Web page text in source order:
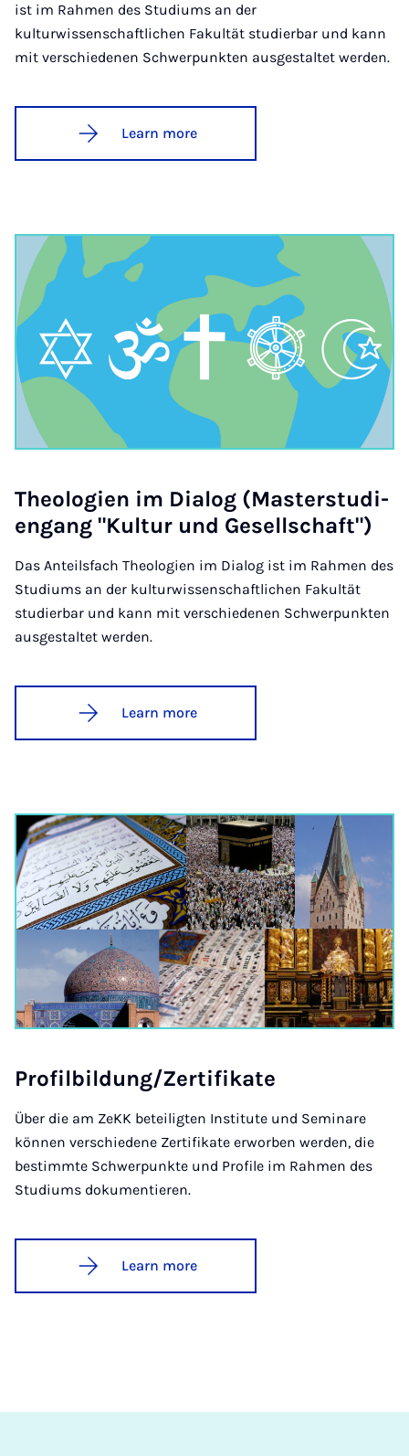
ist im Rahmen des Studiums an der
kulturwissenschaftlichen Fakultät studierbar und kann
mit verschiedenen Schwerpunkten ausgestaltet werden.
Learn more
Theo­lo­gien im Dia­log (Mas­ter­stud­i­
engang "Kul­tur und Gesell­schaft")
Das Anteilsfach Theologien im Dialog ist im Rahmen des
Studiums an der kulturwissenschaftlichen Fakultät
studierbar und kann mit verschiedenen Schwerpunkten
ausgestaltet werden.
Learn more
Pro­fil­b­ildung/Zer­ti­fikate
Über die am ZeKK beteiligten Institute und Seminare
können verschiedene Zertifikate erworben werden, die
bestimmte Schwerpunkte und Profile im Rahmen des
Studiums dokumentieren.
Learn more